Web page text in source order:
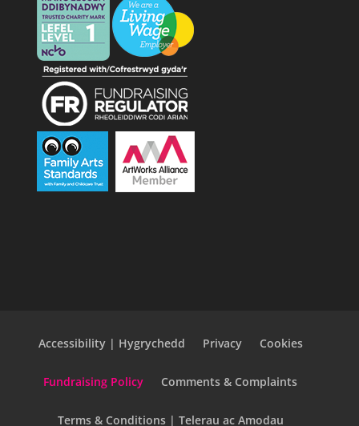
Accessibility | Hygrychedd Privacy Cookies
Fundraising Policy Comments & Complaints
Terms & Conditions | Telerau ac Amodau